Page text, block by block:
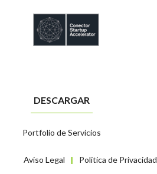
Aviso Legal | Política de Privacidad
DESCARGAR
Portfolio de Servicios